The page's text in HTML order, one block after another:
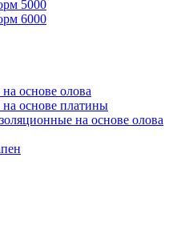
5000
6000
основе олова
основе платины
на основе олова